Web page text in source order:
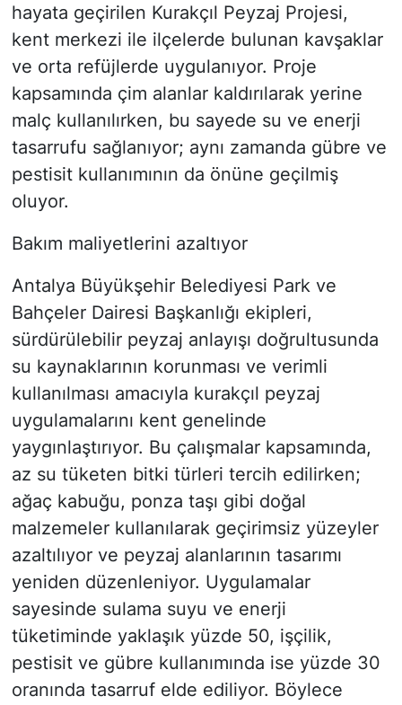
hayata geçirilen Kurakçıl Peyzaj Projesi,
kent merkezi ile ilçelerde bulunan kavşaklar
ve orta refüjlerde uygulanıyor. Proje
kapsamında çim alanlar kaldırılarak yerine
malç kullanılırken, bu sayede su ve enerji
tasarrufu sağlanıyor; aynı zamanda gübre ve
pestisit kullanımının da önüne geçilmiş
oluyor.
Bakım maliyetlerini azaltıyor
Antalya Büyükşehir Belediyesi Park ve
Bahçeler Dairesi Başkanlığı ekipleri,
sürdürülebilir peyzaj anlayışı doğrultusunda
su kaynaklarının korunması ve verimli
kullanılması amacıyla kurakçıl peyzaj
uygulamalarını kent genelinde
yaygınlaştırıyor. Bu çalışmalar kapsamında,
az su tüketen bitki türleri tercih edilirken;
ağaç kabuğu, ponza taşı gibi doğal
malzemeler kullanılarak geçirimsiz yüzeyler
azaltılıyor ve peyzaj alanlarının tasarımı
yeniden düzenleniyor. Uygulamalar
sayesinde sulama suyu ve enerji
tüketiminde yaklaşık yüzde 50, işçilik,
pestisit ve gübre kullanımında ise yüzde 30
oranında tasarruf elde ediliyor. Böylece